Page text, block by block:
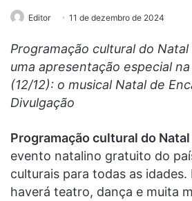
Editor 11 de dezembro de 2024
Programação cultural do
uma apresentação especial
(12/12): o musical Natal de
Divulgação
Programação cultural do Natal
evento natalino gratuito do
culturais para todas as idades.
haverá teatro, dança e muita